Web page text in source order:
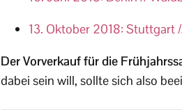
13. Oktober 2018: Stuttgart
Der Vorverkauf für die
dabei sein will, sollte sich also